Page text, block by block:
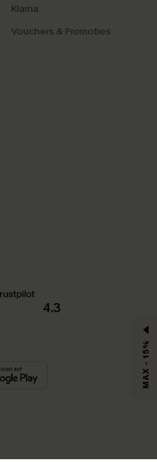
Klarna
Vouchers & Promoties
4.3
MAX - 15%